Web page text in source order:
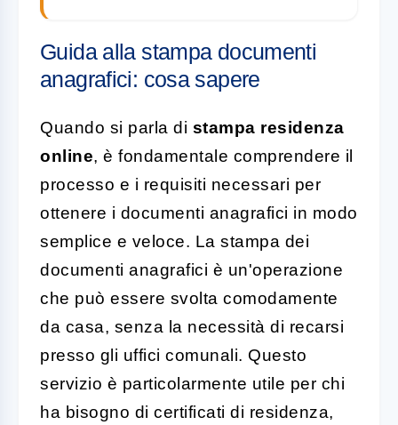
Guida alla stampa documenti
anagrafici: cosa sapere
Quando si parla di stampa residenza
online, è fondamentale comprendere il
processo e i requisiti necessari per
ottenere i documenti anagrafici in modo
semplice e veloce. La stampa dei
documenti anagrafici è un'operazione
che può essere svolta comodamente
da casa, senza la necessità di recarsi
presso gli uffici comunali. Questo
servizio è particolarmente utile per chi
ha bisogno di certificati di residenza,